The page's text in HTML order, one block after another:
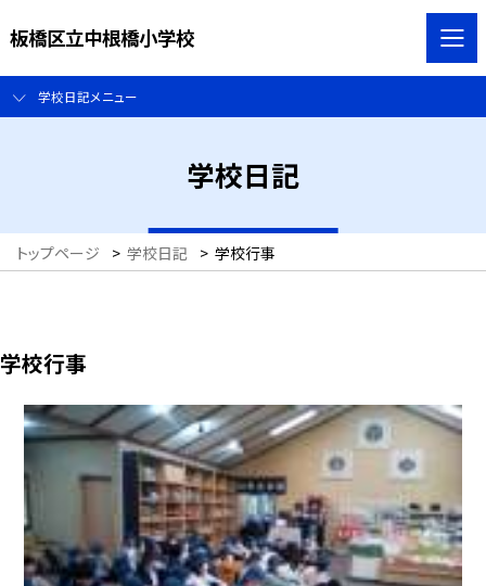
板橋区立中根橋小学校
学校日記メニュー
学校日記
トップページ > 学校日記 > 学校行事
学校行事